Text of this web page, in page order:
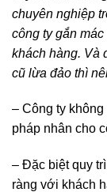
chuyên nghiệp
công ty gắn
khách hàng. Và
cũ lừa đảo thì
– Công ty
pháp nhân cho
– Đặc biệt quy
ràng với khách